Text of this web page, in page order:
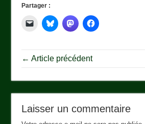
Partager :
← Article précédent
Laisser un commentaire